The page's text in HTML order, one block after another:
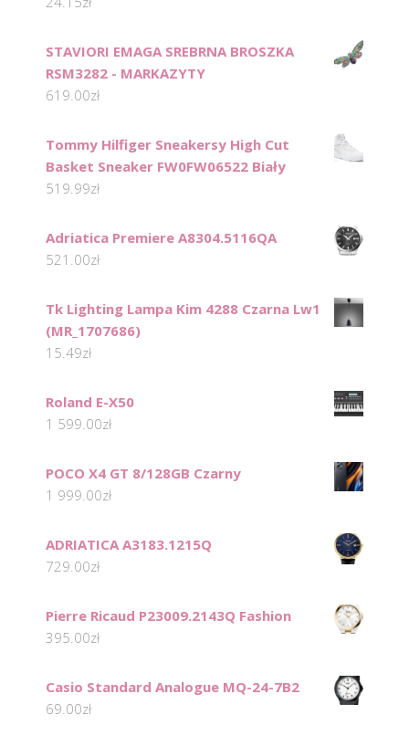
STAVIORI EMAGA SREBRNA BROSZKA
RSM3282 - MARKAZYTY
619.00zł
Tommy Hilfiger Sneakersy High Cut
Basket Sneaker FW0FW06522 Biały
519.99zł
Adriatica Premiere A8304.5116QA
521.00zł
Tk Lighting Lampa Kim 4288 Czarna Lw1
(MR_1707686)
15.49zł
Roland E-X50
1 599.00zł
POCO X4 GT 8/128GB Czarny
1 999.00zł
ADRIATICA A3183.1215Q
729.00zł
Pierre Ricaud P23009.2143Q Fashion
395.00zł
Casio Standard Analogue MQ-24-7B2
69.00zł